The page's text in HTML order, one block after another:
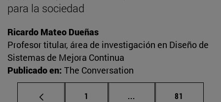
para la sociedad
Ricardo Mateo Dueñas
Profesor titular, área de investigación en Diseño de
Sistemas de Mejora Continua
Publicado en: The Conversation
Página
1 ... Páginas intermedias
Página
81